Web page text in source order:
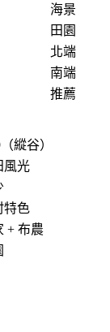
海景
田園
北端
南端
推薦
縱谷）
風光
特色
+ 布農